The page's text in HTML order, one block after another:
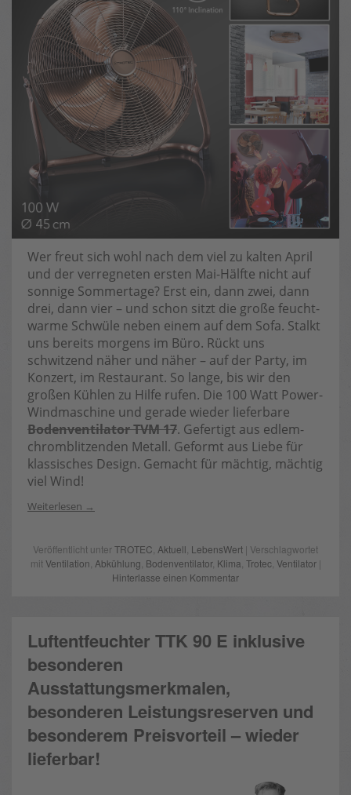
Wer freut sich wohl nach dem viel zu kalten April
und der verregneten ersten Mai-Hälfte nicht auf
sonnige Sommertage? Erst ein, dann zwei, dann
drei, dann vier – und schon sitzt die große feucht-
warme Schwüle neben einem auf dem Sofa. Stalkt
uns bereits morgens im Büro. Rückt uns
schwitzend näher und näher – auf der Party, im
Konzert, im Restaurant. So lange, bis wir den
großen Kühlen zu Hilfe rufen. Die 100 Watt Power-
Windmaschine und gerade wieder lieferbare
Bodenventilator TVM 17. Gefertigt aus edlem-
chromblitzenden Metall. Geformt aus Liebe für
klassisches Design. Gemacht für mächtig, mächtig
viel Wind!
Weiterlesen
Veröffentlicht unterTROTEC Aktuell LebensWert | Verschlagwortet
mitVentilation Abkühlung Bodenventilator, Klima Trotec, Ventilator|
Hinterlasse einen Kommentar
Luftentfeuchter TTK 90 E inklusive
besonderen
Ausstattungsmerkmalen,
besonderen Leistungsreserven und
besonderem Preisvorteil – wieder
lieferbar!